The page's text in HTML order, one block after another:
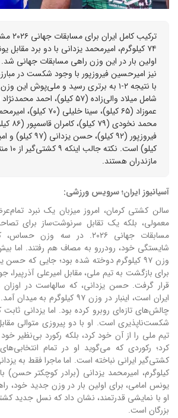
ترکیب
۷۴ کیلوگرم، امیرمحمد یزدانی با دو برد مقابل
نیز امیرحسین فیروزپور با وجود شکست در
با نتیجه ۲-۱ به برتری رسید و ملی‌پوش
محمد
کیلو)
مازندران هستند.
آسیانیوز ایران؛ سرویس ورزشی:
سالن کشتی کرمان، امروز میزبان یک نبرد
معمولی، بلکه یک تقابل سرنوشت‌ساز برای
مسابقات جهانی ۲۰۲۶. در سه وزن
شایستگی خود، رودررو به مصاف هم رفتند. اما
وزن ۹۷ کیلوگرم دوخته شده بود؛ جایی که حسن
برای بازگشت به تیم ملی، مقابل امیرعلی آذرپیرا،
قرار گرفت. حسن یزدانی، که سالهاست در
ایران است، اینبار در وزن ۹۷
چالش‌های تازه‌ای روبرو کرده بود. اما یزدانی
شکست‌ناپذیری است. او با دو پیروزی متوالی مقابل
تیم ملی را از آن خود کرد، بلکه رکورد بی‌نظیر
کرد؛ رکوردی که می‌گوید او در تمام
کیلوگرم، امیرمحمد یزدانی (برادر کوچکتر حسن)
یونس امامی، برای اولین بار در وزن جدید خود،
او با نمایشی قدرتمند، نشان داد که نسل جدید
بزرگان است.